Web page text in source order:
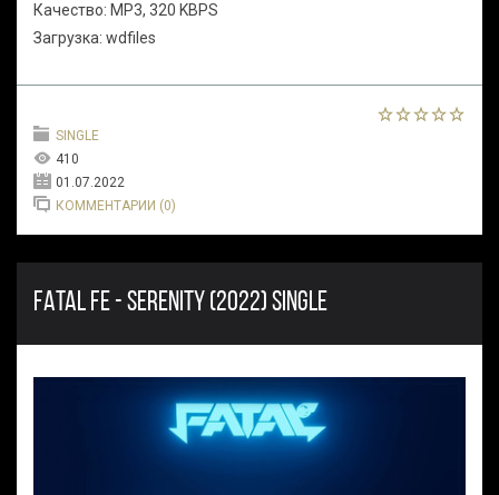
Качество: MP3, 320 KBPS
Загрузка: wdfiles
SINGLE
410
01.07.2022
КОММЕНТАРИИ (0)
FATAL FE - SERENITY (2022) SINGLE